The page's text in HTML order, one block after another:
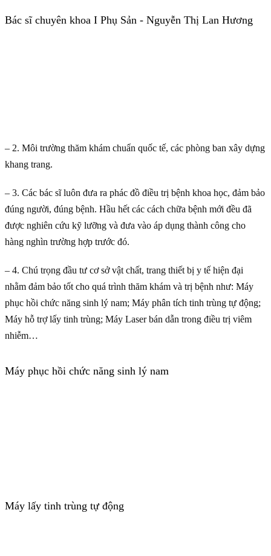
Bác sĩ chuyên khoa I Phụ Sản - Nguyễn Thị Lan Hương
– 2. Môi trường thăm khám chuẩn quốc tế, các phòng ban xây dựng
khang trang.
– 3. Các bác sĩ luôn đưa ra phác đồ điều trị bệnh khoa học, đảm bảo
đúng người, đúng bệnh. Hầu hết các cách chữa bệnh mới đều đã
được nghiên cứu kỹ lưỡng và đưa vào áp dụng thành công cho
hàng nghìn trường hợp trước đó.
– 4. Chú trọng đầu tư cơ sở vật chất, trang thiết bị y tế hiện đại
nhằm đảm bảo tốt cho quá trình thăm khám và trị bệnh như: Máy
phục hồi chức năng sinh lý nam; Máy phân tích tinh trùng tự động;
Máy hỗ trợ lấy tinh trùng; Máy Laser bán dẫn trong điều trị viêm
nhiễm…
Máy phục hồi chức năng sinh lý nam
Máy lấy tinh trùng tự động